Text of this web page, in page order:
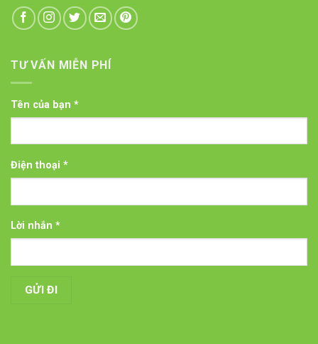
TƯ VẤN MIỄN PHÍ
Tên của bạn *
Điện thoại *
Lời nhắn *